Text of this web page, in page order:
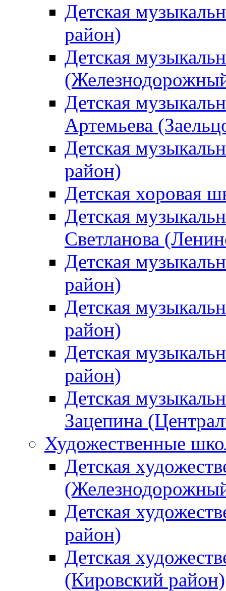
Детская
район)
Детская
Детская
Артемьева
Детская
район)
Детская хоровая
Детская
Светланова
Детская
район)
Детская
район)
Детская
район)
Детская
Зацепина
Художественные
Детская
Детская
район)
Детская
(Кировский район)